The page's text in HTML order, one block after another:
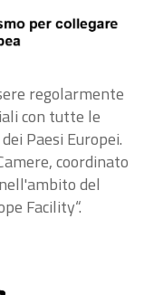
regolarmente
con tutte le
Paesi Europei.
coordinato
del
Facility“.